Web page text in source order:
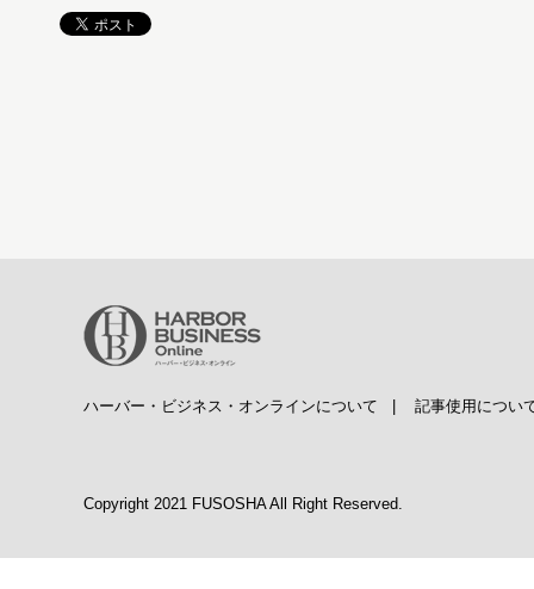
ハーバー・ビジネス・オンラインについて 記事使用につい
Copyright 2021 FUSOSHA All Right Reserved.